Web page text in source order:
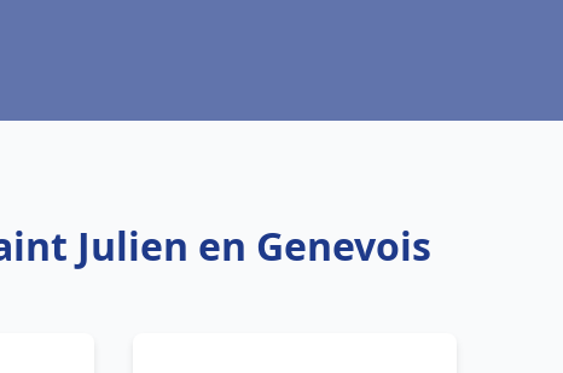
Julien en Genevois